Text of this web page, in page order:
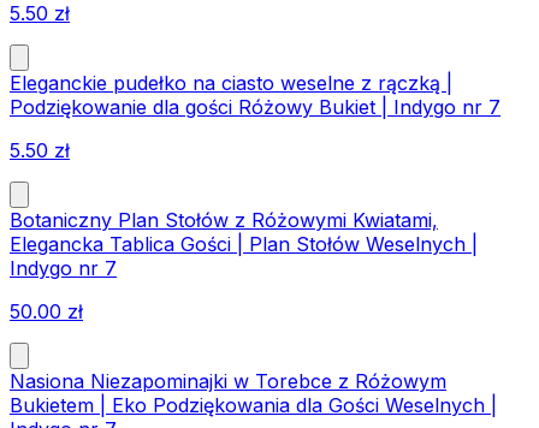
5.50 zł
Eleganckie pudełko na ciasto weselne z rączką |
Podziękowanie dla gości Różowy Bukiet | Indygo nr 7
5.50 zł
Botaniczny Plan Stołów z Różowymi Kwiatami,
Elegancka Tablica Gości | Plan Stołów Weselnych |
Indygo nr 7
50.00 zł
Nasiona Niezapominajki w Torebce z Różowym
Bukietem | Eko Podziękowania dla Gości Weselnych |